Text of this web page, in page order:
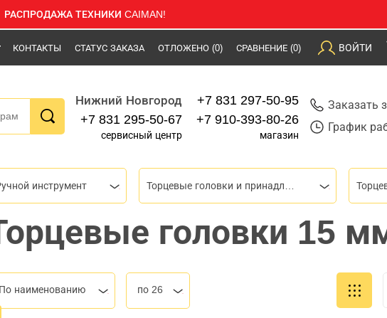
РАСПРОДАЖА ТЕХНИКИ CAIMAN!
КОНТАКТЫ СТАТУС ЗАКАЗА ОТЛОЖЕНО (0) СРАВНЕНИЕ (0) ВОЙТИ
Нижний Новгород
+7 831 295-50-67
сервисный центр
+7 831 297-50-95
+7 910-393-80-26
магазин
Заказать
График
инструмент
головки 15
По наименованию по 26